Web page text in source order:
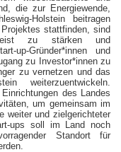
die zur Energiewende,
Holstein beitragen
stattfinden, sind
zu stärken und
up-Gründer*innen und
zu Investor*innen zu
zu vernetzen und das
weiterzuentwickeln.
des Landes
um gemeinsam im
weiter und zielgerichteter
ups soll im Land noch
Standort für